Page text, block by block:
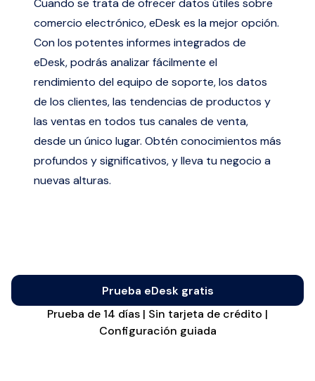
Cuando se trata de ofrecer datos útiles sobre
comercio electrónico, eDesk es la mejor opción.
Con los potentes informes integrados de
eDesk, podrás analizar fácilmente el
rendimiento del equipo de soporte, los datos
de los clientes, las tendencias de productos y
las ventas en todos tus canales de venta,
desde un único lugar. Obtén conocimientos más
profundos y significativos, y lleva tu negocio a
nuevas alturas.
Prueba eDesk gratis
Prueba de 14 días | Sin tarjeta de crédito |
Configuración guiada